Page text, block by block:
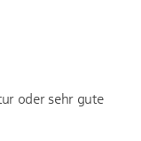
oder sehr gute